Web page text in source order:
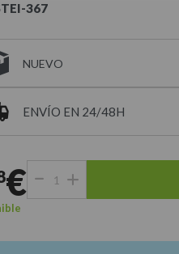
367
NUEVO
ENVÍO EN 24/48H
€